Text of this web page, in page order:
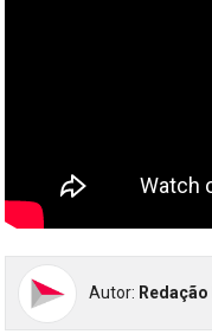
Autor: Redação